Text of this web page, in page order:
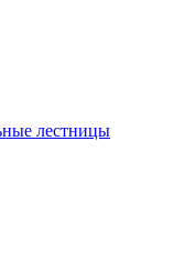
лестницы